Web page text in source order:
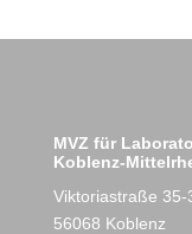
MVZ für
Koblenz-
Viktoriastraße 35-
56068 Koblenz